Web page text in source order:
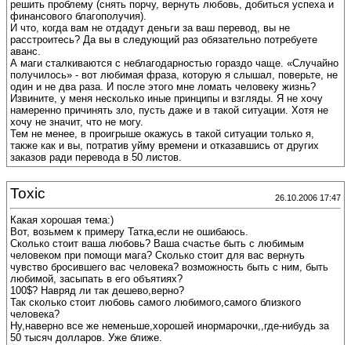
решить проблему (снять порчу, вернуть любовь, добиться успеха и
финансового благополучия).
И что, когда вам не отдадут деньги за ваш перевод, вы не
расстроитесь? Да вы в следующий раз обязательно потребуете
аванс.
А маги сталкиваются с неблагодарностью гораздо чаще. «Случайно
получилось» - вот любимая фраза, которую я слышал, поверьте, не
один и не два раза. И после этого мне ломать человеку жизнь?
Извините, у меня несколько иные принципы и взгляды. Я не хочу
намеренно причинять зло, пусть даже и в такой ситуации. Хотя не
хочу не значит, что не могу.
Тем не менее, в проигрыше окажусь в такой ситуации только я,
также как и вы, потратив уйму времени и отказавшись от других
заказов ради перевода в 50 листов.
Toxic 26.10.2006 17:47
Какая хорошая тема:)
Вот, возьмем к примеру Татка,если не ошибаюсь.
Сколько стоит ваша любовь? Ваша счастье быть с любимым
человеком при помощи мага? Сколько стоит для вас вернуть
чувство бросившего вас человека? возможность быть с ним, быть
любимой, засыпать в его объятиях?
100$? Навряд ли так дешево,верно?
Так сколько стоит любовь самого любимого,самого близкого
человека?
Ну,наверно все же неменьше,хорошей инормарочки,,где-нибудь за
50 тысяч долларов. Уже ближе.